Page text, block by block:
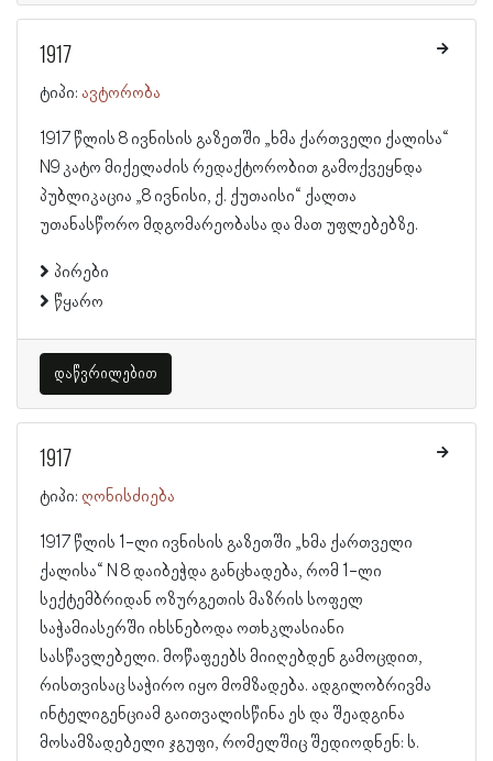
1917
ტიპი: ავტორობა
1917 წლის 8 ივნისის გაზეთში „ხმა ქართველი ქალისა“
N9 კატო მიქელაძის რედაქტორობით გამოქვეყნდა
პუბლიკაცია „8 ივნისი, ქ. ქუთაისი“ ქალთა
უთანასწორო მდგომარეობასა და მათ უფლებებზე.
პირები
წყარო
დაწვრილებით
1917
ტიპი: ღონისძიება
1917 წლის 1-ლი ივნისის გაზეთში „ხმა ქართველი
ქალისა“ N 8 დაიბეჭდა განცხადება, რომ 1-ლი
სექტემბრიდან ოზურგეთის მაზრის სოფელ
საჭამიასერში იხსნებოდა ოთხკლასიანი
სასწავლებელი. მოწაფეებს მიიღებდენ გამოცდით,
რისთვისაც საჭირო იყო მომზადება. ადგილობრივმა
ინტელიგენციამ გაითვალისწინა ეს და შეადგინა
მოსამზადებელი ჯგუფი, რომელშიც შედიოდნენ: ს.